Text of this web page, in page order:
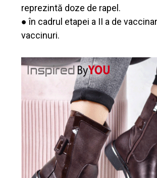
reprezintă doze de rapel.
● în cadrul etapei a II a de
vaccinuri.